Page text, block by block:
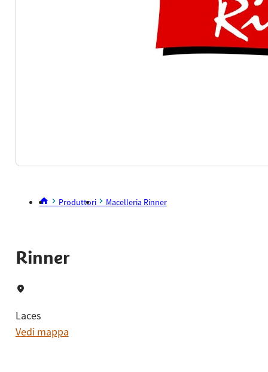
Produttori Macelleria Rinner
Rinner
Laces
Vedi mappa